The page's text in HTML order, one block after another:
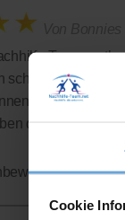
Cookie
Team
schätze auch
jederzeit
die